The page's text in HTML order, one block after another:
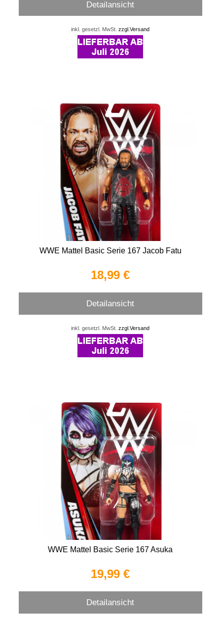
Detailansicht
inkl. gesetzl. MwSt.zzgl.Versand
WWE Mattel Basic Serie 167 Jacob Fatu
18,99 €
Detailansicht
inkl. gesetzl. MwSt.zzgl.Versand
WWE Mattel Basic Serie 167 Asuka
19,99 €
Detailansicht